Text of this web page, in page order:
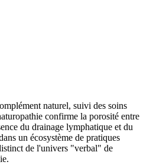
naturel, suivi des soins
confirme la porosité entre
du drainage lymphatique et du
un écosystème de pratiques
de l'univers "verbal" de